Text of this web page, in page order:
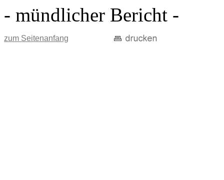
- mündlicher Bericht -
zum Seitenanfang